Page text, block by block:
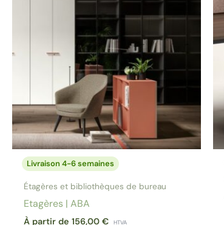
Livraison 4-6 semaines
Étagères et bibliothèques de bureau
Etagères | ABA
À partir de156,00€ HTVA